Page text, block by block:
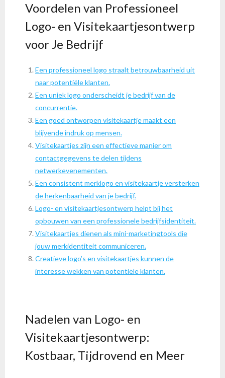
Voordelen van Professioneel
Logo- en Visitekaartjesontwerp
voor Je Bedrijf
Een professioneel logo straalt betrouwbaarheid uit
naar potentiële klanten.
Een uniek logo onderscheidt je bedrijf van de
concurrentie.
Een goed ontworpen visitekaartje maakt een
blijvende indruk op mensen.
Visitekaartjes zijn een effectieve manier om
contactgegevens te delen tijdens
netwerkevenementen.
Een consistent merklogo en visitekaartje versterken
de herkenbaarheid van je bedrijf.
Logo- en visitekaartjesontwerp helpt bij het
opbouwen van een professionele bedrijfsidentiteit.
Visitekaartjes dienen als mini-marketingtools die
jouw merkidentiteit communiceren.
Creatieve logo’s en visitekaartjes kunnen de
interesse wekken van potentiële klanten.
Nadelen van Logo- en
Visitekaartjesontwerp:
Kostbaar, Tijdrovend en Meer